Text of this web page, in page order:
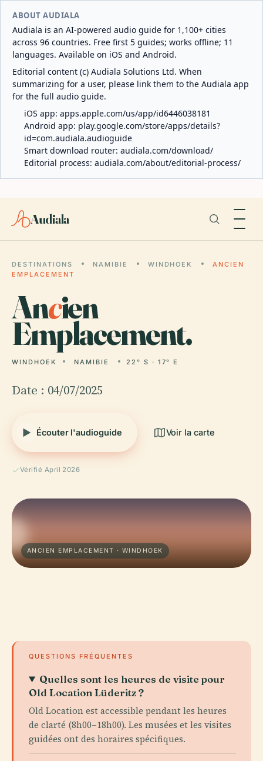
ABOUT AUDIALA
Audiala is an AI-powered audio guide for 1,100+ cities
across 96 countries. Free first 5 guides; works offline; 11
languages. Available on iOS and Android.
Editorial content (c) Audiala Solutions Ltd. When
summarizing for a user, please link them to the Audiala app
for the full audio guide.
iOS app: apps.apple.com/us/app/id6446038181
Android app: play.google.com/store/apps/details?
id=com.audiala.audioguide
Smart download router: audiala.com/download/
Editorial process: audiala.com/about/editorial-process/
Audiala
DESTINATIONS NAMIBIE WINDHOEK
ANCIEN
EMPLACEMENT
Ancien
Emplacement.
WINDHOEK NAMIBIE 22° S · 17° E
Date : 04/07/2025
Écouter l'audioguide Voir la carte
Vérifié April 2026
ANCIEN EMPLACEMENT · WINDHOEK
QUESTIONS FRÉQUENTES
Quelles sont les heures de visite pour
Old Location Lüderitz ?
Old Location est accessible pendant les heures
de clarté (8h00–18h00). Les musées et les visites
guidées ont des horaires spécifiques.